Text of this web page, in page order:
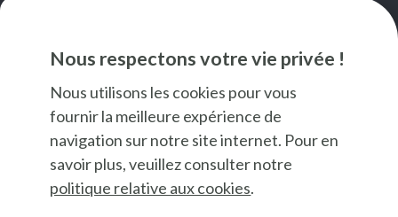
Nous respectons votre vie privée !
Nous utilisons les cookies pour vous
fournir la meilleure expérience de
navigation sur notre site internet. Pour en
savoir plus, veuillez consulter notre
politique relative aux cookies.